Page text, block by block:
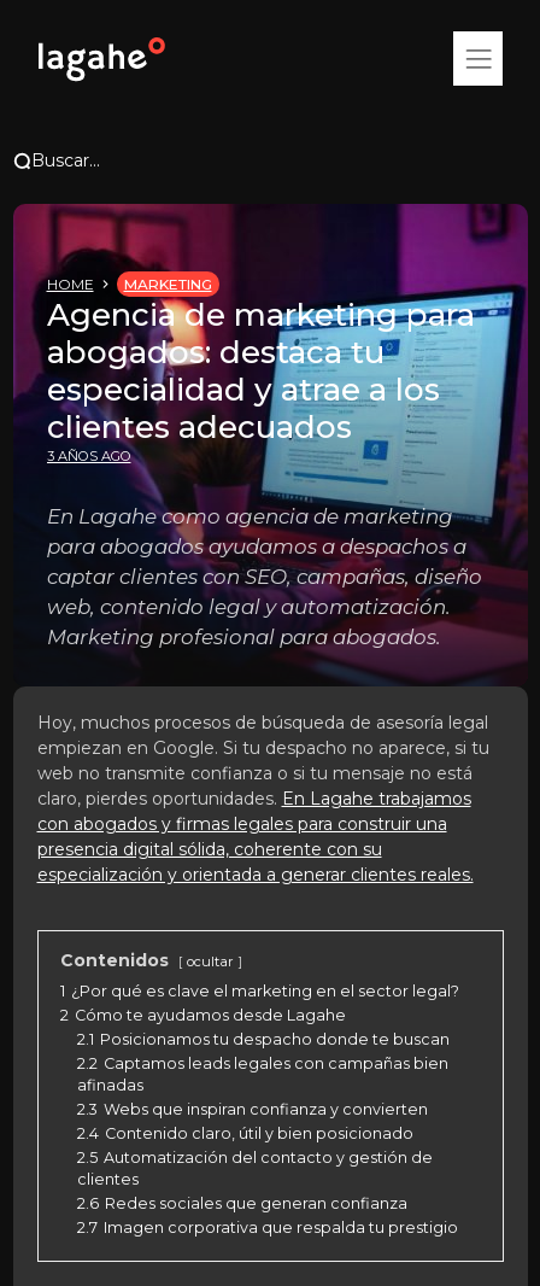
Buscar...
HOME MARKETING
Agencia de marketing para
abogados: destaca tu
especialidad y atrae a los
clientes adecuados
3 AÑOS AGO
En Lagahe como agencia de marketing
para abogados ayudamos a despachos a
captar clientes con SEO, campañas, diseño
web, contenido legal y automatización.
Marketing profesional para abogados.
Hoy, muchos procesos de búsqueda de asesoría legal
empiezan en Google. Si tu despacho no aparece, si tu
web no transmite confianza o si tu mensaje no está
claro, pierdes oportunidades. En Lagahe trabajamos
con abogados y firmas legales para construir una
presencia digital sólida, coherente con su
especialización y orientada a generar clientes reales.
Contenidos ocultar
1 ¿Por qué es clave el marketing en el sector legal?
2 Cómo te ayudamos desde Lagahe
2.1 Posicionamos tu despacho donde te buscan
2.2 Captamos leads legales con campañas bien
afinadas
2.3 Webs que inspiran confianza y convierten
2.4 Contenido claro, útil y bien posicionado
2.5 Automatización del contacto y gestión de
clientes
2.6 Redes sociales que generan confianza
2.7 Imagen corporativa que respalda tu prestigio